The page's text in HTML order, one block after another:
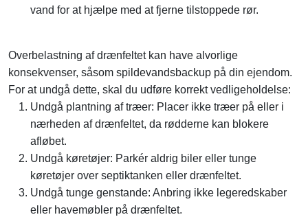
vand for at hjælpe med at fjerne tilstoppede rør.
Overbelastning af drænfeltet kan have alvorlige
konsekvenser, såsom spildevandsbackup på din ejendom.
For at undgå dette, skal du udføre korrekt vedligeholdelse:
Undgå plantning af træer: Placer ikke træer på eller i
nærheden af drænfeltet, da rødderne kan blokere
afløbet.
Undgå køretøjer: Parkér aldrig biler eller tunge
køretøjer over septiktanken eller drænfeltet.
Undgå tunge genstande: Anbring ikke legeredskaber
eller havemøbler på drænfeltet.